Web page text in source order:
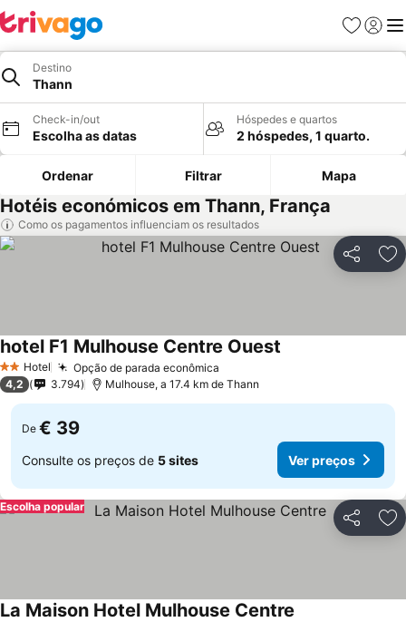
Favoritos
Iniciar
Destino
Thann
Check-in/out
Escolha as datas
Hóspedes e quartos
2 hóspedes, 1 quarto.
Ordenar Filtrar Mapa
Hotéis económicos em Thann, França
Como os pagamentos influenciam os resultados
Partilhar
2 Estrelas
Hotel Opção de parada econômica
hotel F1 Mulhouse Centre Ouest
4,2 3.794 Mulhouse, a 17.4 km de Thann
De € 39
Consulte os preços de 5 sites Ver preços
Partilhar
Escolha popular
La Maison Hotel Mulhouse Centre